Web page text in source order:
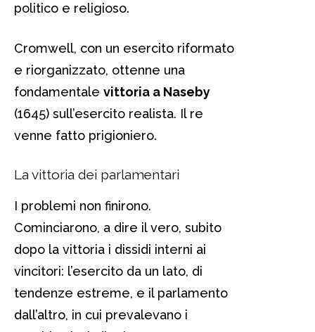
politico e religioso.
Cromwell, con un esercito riformato
e riorganizzato, ottenne una
fondamentale vittoria a Naseby
(1645) sull’esercito realista. Il re
venne fatto prigioniero.
La vittoria dei parlamentari
I problemi non finirono.
Cominciarono, a dire il vero, subito
dopo la vittoria i dissidi interni ai
vincitori: l’esercito da un lato, di
tendenze estreme, e il parlamento
dall’altro, in cui prevalevano i